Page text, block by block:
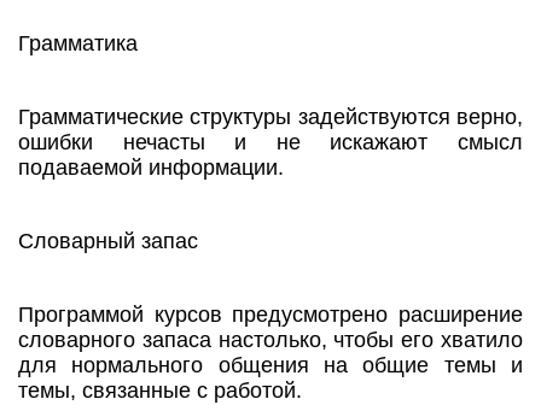
Грамматика
Грамматические структуры задействуются верно,
ошибки нечасты и не искажают смысл
подаваемой информации.
Словарный запас
Программой курсов предусмотрено расширение
словарного запаса настолько, чтобы его хватило
для нормального общения на общие темы и
темы, связанные с работой.